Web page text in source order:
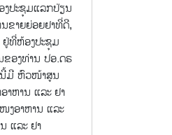
ປະຊຸມແລກປ່ຽນ
ຂາຍຍ່ອຍຢາທີ່ດີ,
ຢູ່ທີ່ຫ້ອງປະຊຸມ
ຂອງທ່ານ ປອ.ດຣ
ນີ້ມີ ຫົວໜ້າສູນ
ຫານ ແລະ ຢາ
ງອາຫານ ແລະ
ແລະ ຢາ